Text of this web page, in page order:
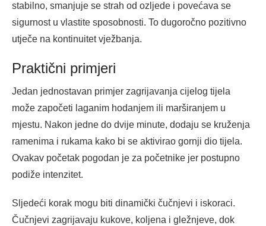
stabilno, smanjuje se strah od ozljede i povećava se
sigurnost u vlastite sposobnosti. To dugoročno pozitivno
utječe na kontinuitet vježbanja.
Praktični primjeri
Jedan jednostavan primjer zagrijavanja cijelog tijela
može započeti laganim hodanjem ili marširanjem u
mjestu. Nakon jedne do dvije minute, dodaju se kruženja
ramenima i rukama kako bi se aktivirao gornji dio tijela.
Ovakav početak pogodan je za početnike jer postupno
podiže intenzitet.
Sljedeći korak mogu biti dinamički čučnjevi i iskoraci.
Čučnjevi zagrijavaju kukove, koljena i gležnjeve, dok